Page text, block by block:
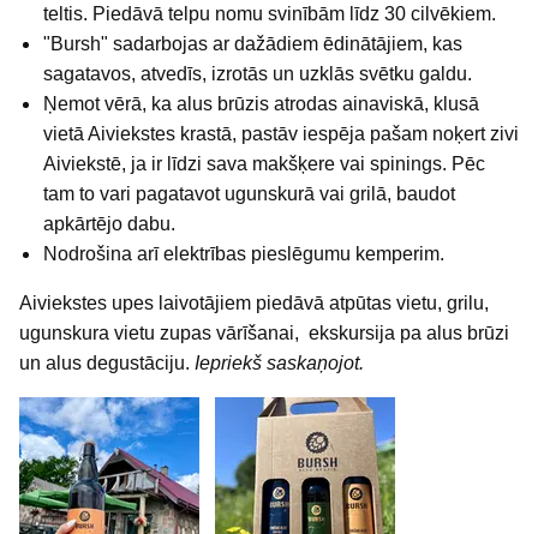
teltis. Piedāvā telpu nomu svinībām līdz 30 cilvēkiem.
"Bursh" sadarbojas ar dažādiem ēdinātājiem, kas
sagatavos, atvedīs, izrotās un uzklās svētku galdu.
Ņemot vērā, ka alus brūzis atrodas ainaviskā, klusā
vietā Aiviekstes krastā, pastāv iespēja pašam noķert zivi
Aiviekstē, ja ir līdzi sava makšķere vai spinings. Pēc
tam to vari pagatavot ugunskurā vai grilā, baudot
apkārtējo dabu.
Nodrošina arī elektrības pieslēgumu kemperim.
Aiviekstes upes laivotājiem piedāvā atpūtas vietu, grilu,
ugunskura vietu zupas vārīšanai, ekskursija pa alus brūzi
un alus degustāciju. Iepriekš saskaņojot.